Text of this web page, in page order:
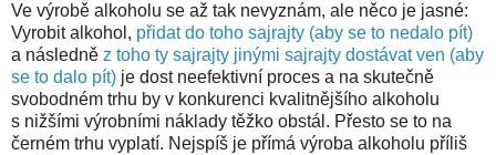
Ve výrobě alkoholu se až tak nevyznám, ale něco je jasné:
Vyrobit alkohol, přidat do toho sajrajty (aby se to nedalo pít)
a následně z toho ty sajrajty jinými sajrajty dostávat ven (aby
se to dalo pít) je dost neefektivní proces a na skutečně
svobodném trhu by v konkurenci kvalitnějšího alkoholu
s nižšími výrobními náklady těžko obstál. Přesto se to na
černém trhu vyplatí. Nejspíš je přímá výroba alkoholu příliš